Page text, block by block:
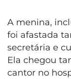
A menina,
foi afastada
secretária e
Ela chegou
cantor no